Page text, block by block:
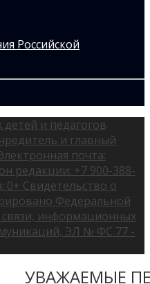
и педагогов
и главный
почта:
редакции: +7 900-388-
0+ Свидетельство о
Федеральной
связи, информационных
ЭЛ № ФС 77 -
УВАЖАЕМЫЕ